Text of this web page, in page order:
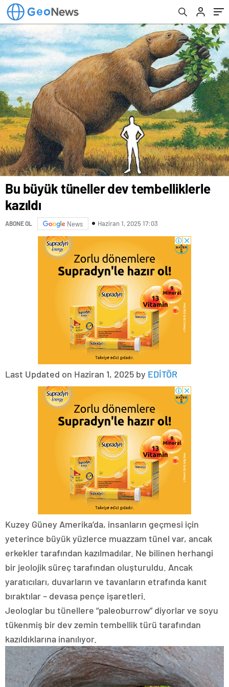
Bu büyük tüneller dev tembelliklerle
kazıldı
ABONE OL News Haziran 1, 2025 17:03
Last Updated on Haziran 1, 2025 by EDİTÖR
Kuzey Güney Amerika’da, insanların geçmesi için
yeterince büyük yüzlerce muazzam tünel var, ancak
erkekler tarafından kazılmadılar. Ne bilinen herhangi
bir jeolojik süreç tarafından oluşturuldu. Ancak
yaratıcıları, duvarların ve tavanların etrafında kanıt
bıraktılar – devasa pençe işaretleri.
Jeologlar bu tünellere “paleoburrow” diyorlar ve soyu
tükenmiş bir dev zemin tembellik türü tarafından
kazıldıklarına inanılıyor.